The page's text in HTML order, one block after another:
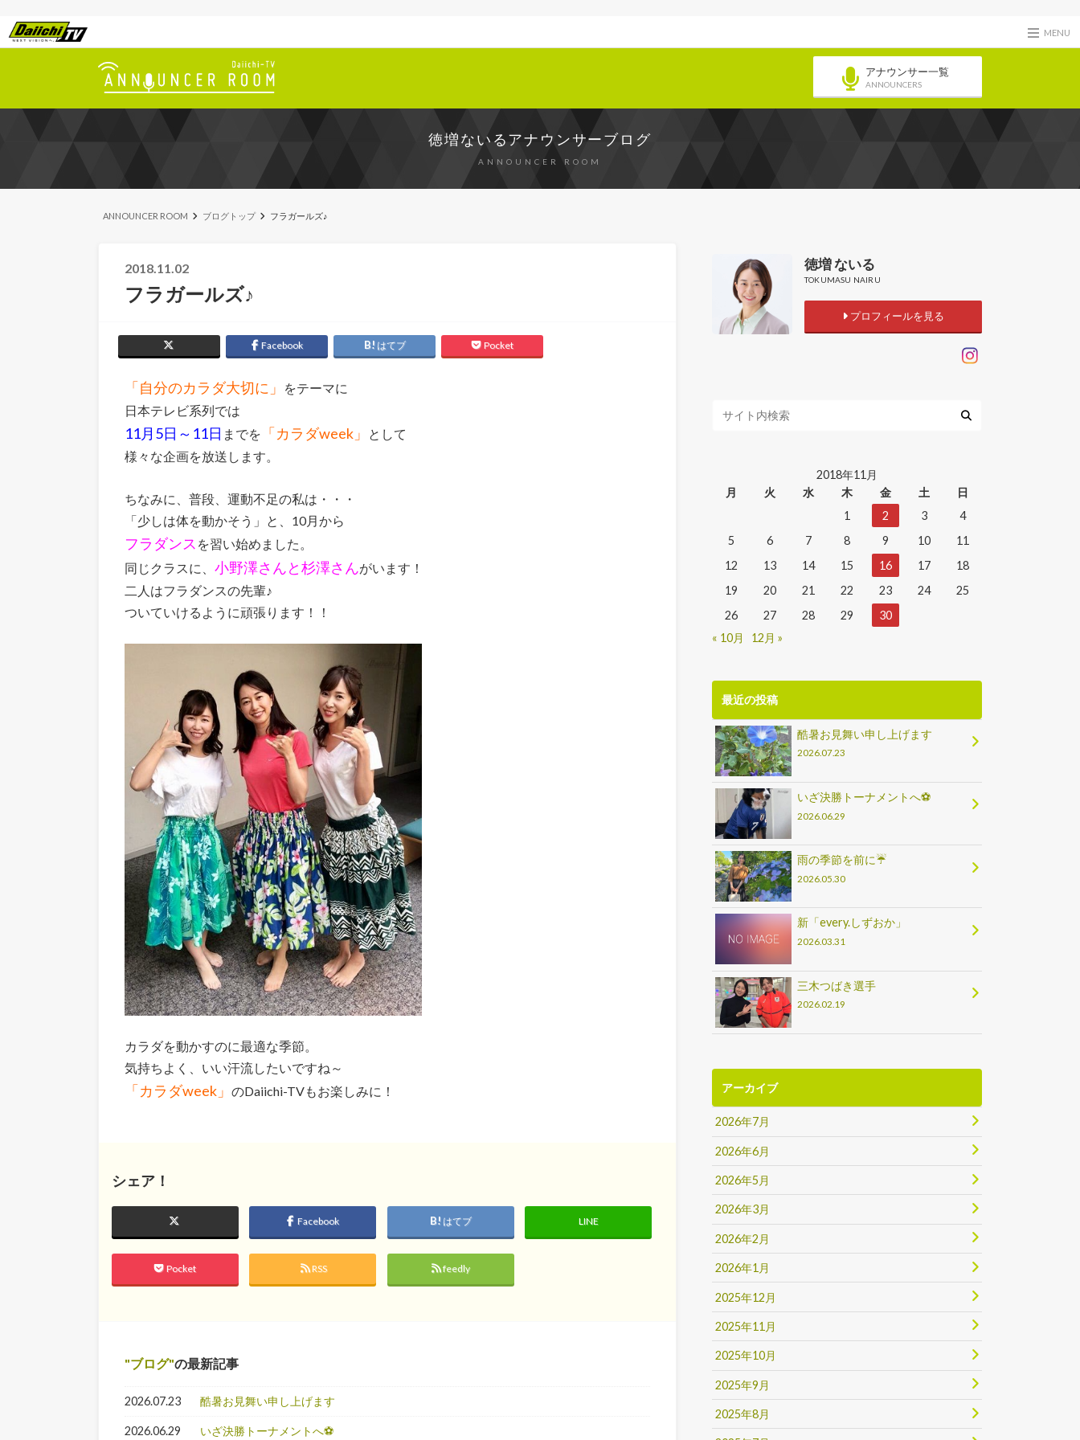
MENU
アナウンサー一覧
ANNOUNCERS
徳増ないるアナウンサーブログ
ANNOUNCER ROOM
ANNOUNCER ROOM ブログトップ フラガールズ♪
2018.11.02
フラガールズ♪
Facebook はてブ Pocket
「自分のカラダ大切に」
をテーマに
日本テレビ系列では
11月5日～11日 までを 「カラダweek」
として
様々な企画を放送します。
ちなみに、普段、運動不足の私は・・・
「少しは体を動かそう」と、10月から
フラダンス を習い始めました。
同じクラスに、 小野澤さんと杉澤さんがいます！
二人はフラダンスの先輩♪
ついていけるように頑張ります！！
カラダを動かすのに最適な季節。
気持ちよく、いい汗流したいですね～
「カラダweek」 のDaiichi-TVもお楽しみに！
シェア！
Facebook はてブ LINE
Pocket RSS feedly
ブログ の最新記事
2026.07.23 酷暑お見舞い申し上げます
2026.06.29 いざ決勝トーナメントへ⚽
徳増 ないる
TOKUMASU NAIRU
プロフィールを見る
2018年11月
月
火 水 木 金 土
日
1
2 3
4
5
6 7 8 9 10
11
12
13 14 15 16 17
18
19
20 21 22 23 24
25
26
27 28 29
30
« 10月
12月 »
最近の投稿
酷暑お見舞い申し上げます
2026.07.23
いざ決勝トーナメントへ⚽
2026.06.29
雨の季節を前に☔
2026.05.30
新「every.しずおか」
2026.03.31
三木つばき選手
2026.02.19
アーカイブ
2026年7月
2026年6月
2026年5月
2026年3月
2026年2月
2026年1月
2025年12月
2025年11月
2025年10月
2025年9月
2025年8月